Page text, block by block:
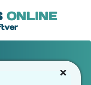
ONLINE